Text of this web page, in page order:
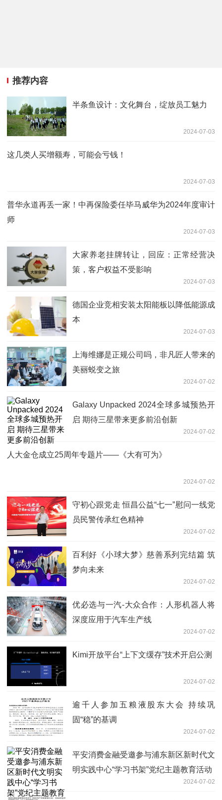
推荐内容
半条鱼设计：文化舞台，绽放员工魅力
2024-07-03
这几类人买增额寿，可能会亏钱！
2024-07-03
普华永道再丢一家！中再保险委任毕马威华为2024年度审计
师
2024-07-03
大家养老挂牌转让，回应：正常经营决
策，客户权益不受影响
2024-07-03
德国企业竞相安装太阳能板以降低能源成
本
2024-07-03
上海维娜是正规公司吗，非凡匠人带来的
美丽蜕变之旅
2024-07-02
Galaxy Unpacked 2024全球多城预热开
启 期待三星带来更多前沿创新
2024-07-02
人大金仓成立25周年专题片——《大有可为》
2024-07-02
守初心跟党走 恒昌公益“七一”慰问一线党
员民警传承红色精神
2024-07-02
百利好《小球大梦》慈善系列完结篇 筑
梦向未来
2024-07-02
优必选与一汽-大众合作：人形机器人将
深度应用于汽车生产线
2024-07-02
Kimi开放平台“上下文缓存”技术开启公测
2024-07-02
逾千人参加五粮液股东大会 持续巩
固“稳”的基调
2024-07-02
平安消费金融受邀参与浦东新区新时代文
明实践中心“学习书架”党纪主题教育活动
2024-07-02